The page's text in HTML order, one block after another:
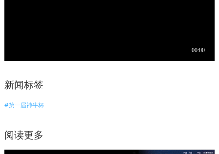
新闻标签
#第一届神牛杯
阅读更多